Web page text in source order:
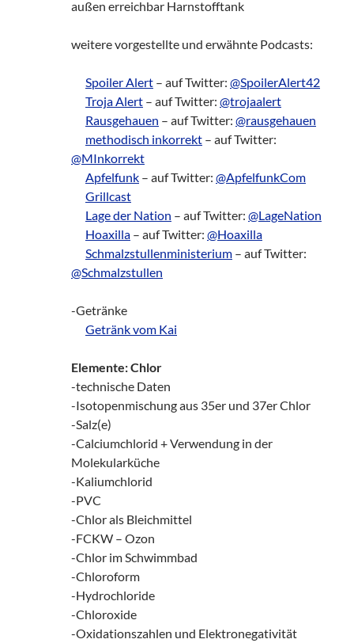
außen erreichbar Harnstofftank
weitere vorgestellte und erwähnte Podcasts:
Spoiler Alert – auf Twitter: @SpoilerAlert42
Troja Alert – auf Twitter: @trojaalert
Rausgehauen – auf Twitter: @rausgehauen
methodisch inkorrekt – auf Twitter:
@MInkorrekt
Apfelfunk – auf Twitter: @ApfelfunkCom
Grillcast
Lage der Nation – auf Twitter: @LageNation
Hoaxilla – auf Twitter: @Hoaxilla
Schmalzstullenministerium – auf Twitter:
@Schmalzstullen
-Getränke
Getränk vom Kai
Elemente: Chlor
-technische Daten
-Isotopenmischung aus 35er und 37er Chlor
-Salz(e)
-Calciumchlorid + Verwendung in der
Molekularküche
-Kaliumchlorid
-PVC
-Chlor als Bleichmittel
-FCKW – Ozon
-Chlor im Schwimmbad
-Chloroform
-Hydrochloride
-Chloroxide
-Oxidationszahlen und Elektronegativität